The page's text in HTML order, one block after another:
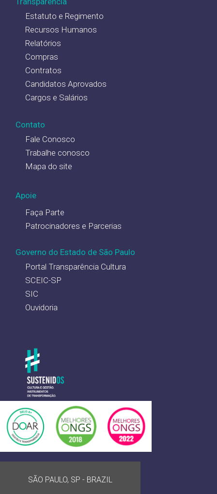
Estatuto e Regimento
Recursos Humanos
Relatórios
Compras
Contratos
Candidatos Aprovados
Cargos e Salários
Contato
Fale Conosco
Trabalhe conosco
Mapa do site
Apoie
Faça Parte
Patrocinadores e Parcerias
Governo do Estado de São Paulo
Portal Transparência Cultura
SCEIC-SP
SIC
Ouvidoria
SÃO PAULO, SP - BRAZIL